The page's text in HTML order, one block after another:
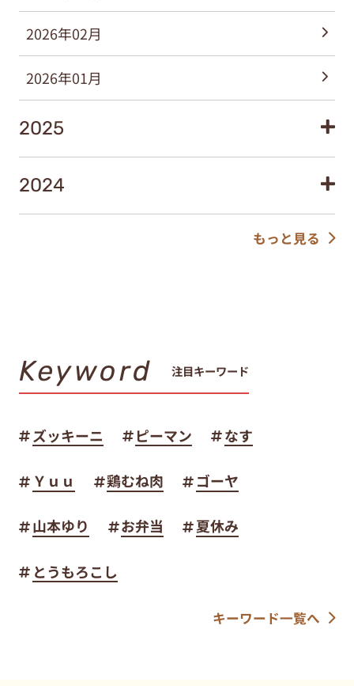
2026年02月
2026年01月
2025
2024
もっと見る
Keyword 注目キーワード
ズッキーニ ピーマン なす
Ｙｕｕ 鶏むね肉 ゴーヤ
山本ゆり お弁当 夏休み
とうもろこし
キーワード一覧へ